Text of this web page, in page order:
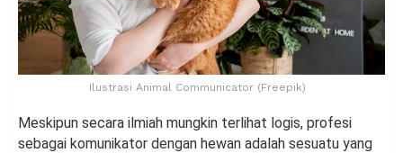
Ilustrasi Animal Communicator (Freepik)
Meskipun secara ilmiah mungkin terlihat logis, profesi
sebagai komunikator dengan hewan adalah sesuatu yang